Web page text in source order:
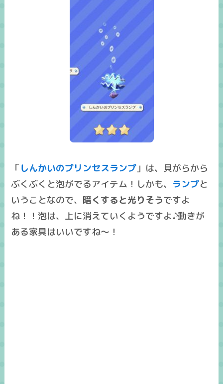
「しんかいのプリンセスランプ 」は、貝がらから
ぶくぶくと泡がでるアイテム ！しかも、 ランプと
いうことなので、 暗くすると光りそうですよ
ね！！泡は、上に消えていくようですよ♪動きが
ある家具はいいですね～！